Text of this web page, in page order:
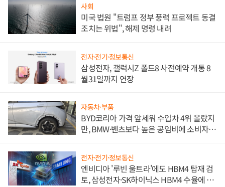
사회
미국 법원 "트럼프 정부 풍력 프로젝트 동결
조치는 위법", 해제 명령 내려
전자·전기·정보통신
삼성전자, 갤럭시Z 폴드8 사전예약 개통 8
월31일까지 연장
자동차·부품
BYD코리아 가격 앞세워 수입차 4위 올랐지
만, BMW·벤츠보다 높은 공임비에 소비자
전자·전기·정보통신
엔비디아 '루빈 울트라'에도 HBM4 탑재 검
토, 삼성전자·SK하이닉스 HBM4 수율에 주